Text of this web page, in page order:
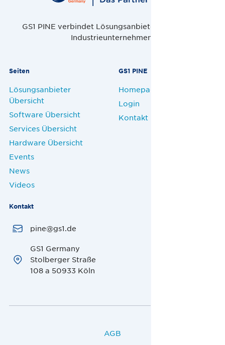
GS1 PINE verbindet Lösungsanbieter, Handel und
Industrieunternehmen.
Seiten
Lösungsanbieter
Übersicht
Software Übersicht
Services Übersicht
Hardware Übersicht
Events
News
Videos
GS1 PINE
Homepage
Login
Kontakt
Kontakt
pine@gs1.de
GS1 Germany
Stolberger Straße
108 a 50933 Köln
AGB